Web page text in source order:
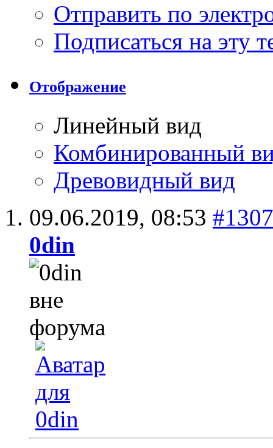
Отправить по
Подписаться на эту
Отображение
Линейный вид
Комбинированный
Древовидный вид
09.06.2019, 08:53
0din